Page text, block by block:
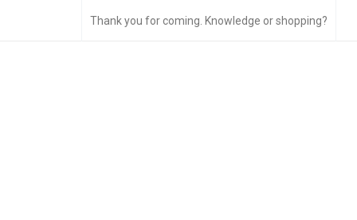
Thank you for coming. Knowledge or shopping?